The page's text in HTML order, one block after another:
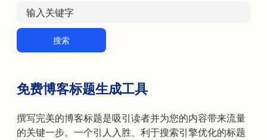
搜索
免费博客标题生成工具
撰写完美的博客标题是吸引读者并为您的内容带来流量
的关键一步。一个引人入胜、利于搜索引擎优化的标题